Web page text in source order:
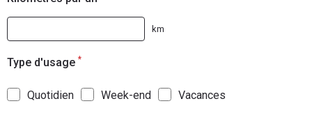
km
Type d'usage *
Quotidien Week-end Vacances